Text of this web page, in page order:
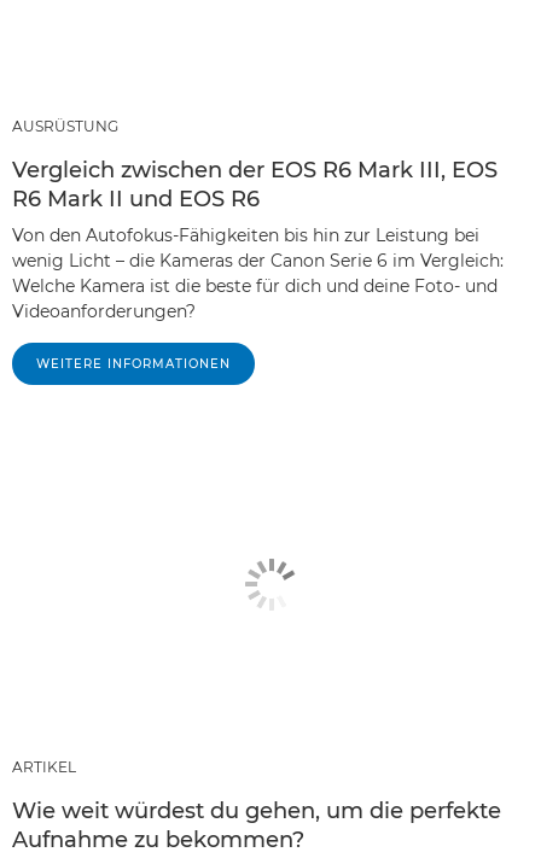
AUSRÜSTUNG
Vergleich zwischen der EOS R6 Mark III, EOS
R6 Mark II und EOS R6
Von den Autofokus-Fähigkeiten bis hin zur Leistung bei
wenig Licht – die Kameras der Canon Serie 6 im Vergleich:
Welche Kamera ist die beste für dich und deine Foto- und
Videoanforderungen?
WEITERE INFORMATIONEN
ARTIKEL
Wie weit würdest du gehen, um die perfekte
Aufnahme zu bekommen?